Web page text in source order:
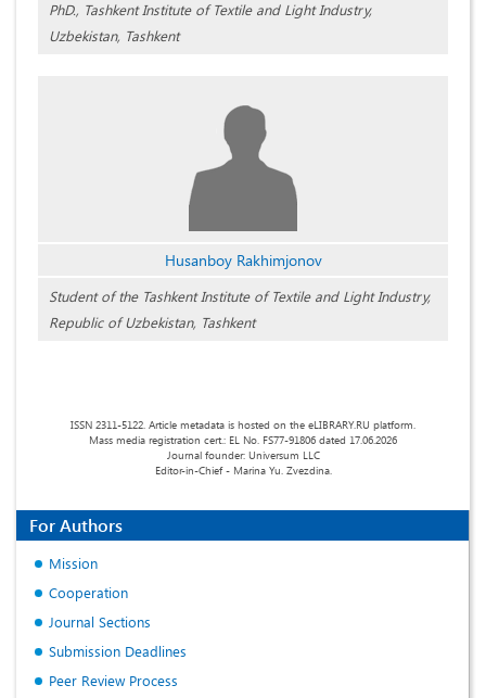
PhD., Tashkent Institute of Textile and Light Industry,
Uzbekistan, Tashkent
Husanboy Rakhimjonov
Student of the Tashkent Institute of Textile and Light Industry,
Republic of Uzbekistan, Tashkent
ISSN 2311-5122. Article metadata is hosted on the eLIBRARY.RU platform.
Mass media registration cert.: EL No. FS77-91806 dated 17.06.2026
Journal founder: Universum LLC
Editor-in-Chief - Marina Yu. Zvezdina.
For Authors
Mission
Cooperation
Journal Sections
Submission Deadlines
Peer Review Process